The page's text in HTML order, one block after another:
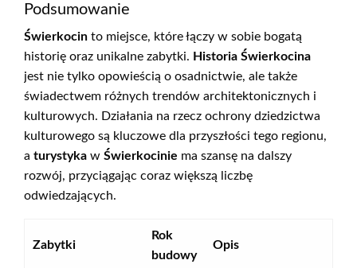
Podsumowanie
Świerkocin to miejsce, które łączy w sobie bogatą
historię oraz unikalne zabytki. Historia Świerkocina
jest nie tylko opowieścią o osadnictwie, ale także
świadectwem różnych trendów architektonicznych i
kulturowych. Działania na rzecz ochrony dziedzictwa
kulturowego są kluczowe dla przyszłości tego regionu,
a turystyka w Świerkocinie ma szansę na dalszy
rozwój, przyciągając coraz większą liczbę
odwiedzających.
Zabytki
Rok
budowy
Opis